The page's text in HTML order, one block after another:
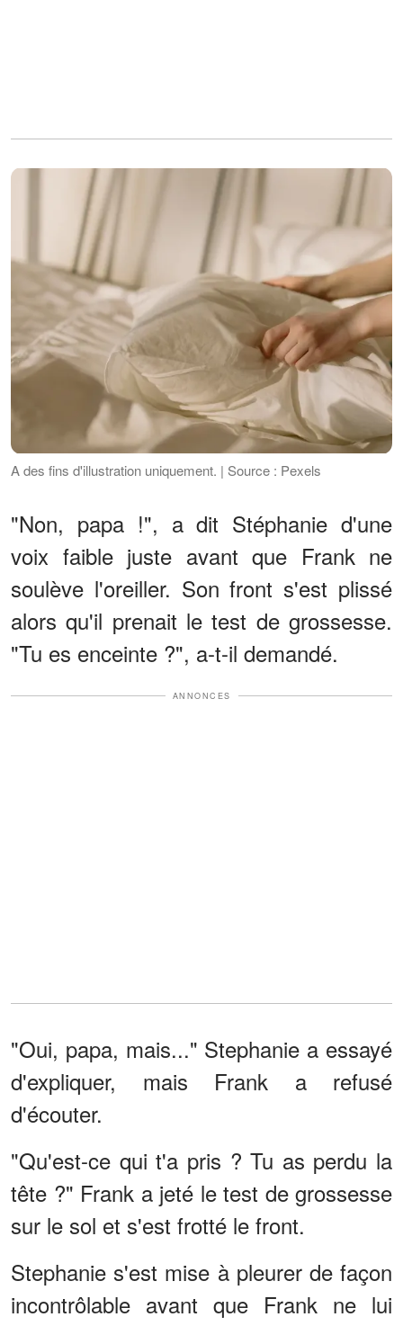
A des fins d'illustration uniquement. | Source : Pexels
"Non, papa !", a dit Stéphanie d'une
voix faible juste avant que Frank ne
soulève l'oreiller. Son front s'est plissé
alors qu'il prenait le test de grossesse.
"Tu es enceinte ?", a-t-il demandé.
ANNONCES
"Oui, papa, mais..." Stephanie a essayé
d'expliquer, mais Frank a refusé
d'écouter.
"Qu'est-ce qui t'a pris ? Tu as perdu la
tête ?" Frank a jeté le test de grossesse
sur le sol et s'est frotté le front.
Stephanie s'est mise à pleurer de façon
incontrôlable avant que Frank ne lui